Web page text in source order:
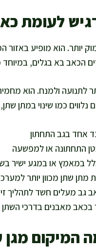
לעומת
יותר. הוא מופיע
הכאב בא בגלים,
לתנועה ולמנח. הוא
כמו שינוי במתן
אחד בגב התחתון
התחתונה או למפשעה
במאמץ או במגע ישיר
מתן שתן מכוון יותר
גב מעלים חשד לתהליך
בכאב מאבנים בדרכי השתן
המיקום מגן